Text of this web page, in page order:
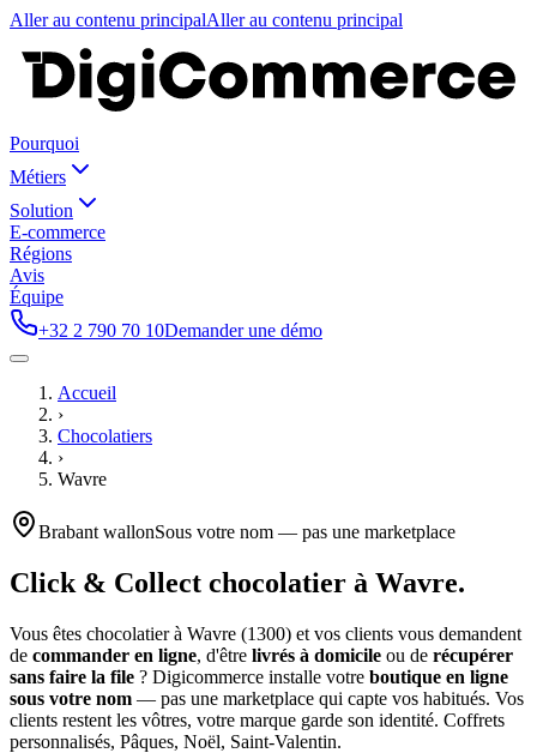
Aller au contenu principalAller au contenu principal
Pourquoi
Métiers
Solution
E-commerce
Régions
Avis
Équipe
+32 2 790 70 10Demander une démo
Accueil
›
Chocolatiers
›
Wavre
Brabant wallonSous votre nom — pas une marketplace
Click & Collect chocolatier à Wavre.
Vous êtes chocolatierà Wavre (1300) et vos clients vous demandent
de commander en ligne, d'être livrés à domicile ou de récupérer
sans faire la file ? Digicommerce installe votre boutique en ligne
sous votre nom — pas une marketplace qui capte vos habitués. Vos
clients restent les vôtres, votre marque garde son identité. Coffrets
personnalisés, Pâques, Noël, Saint-Valentin.